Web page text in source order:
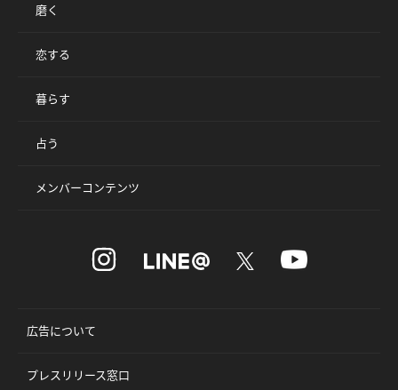
磨く
恋する
暮らす
占う
メンバーコンテンツ
広告について
プレスリリース窓口